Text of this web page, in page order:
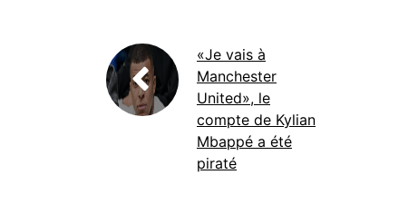
«Je vais à
Manchester
United», le
compte de Kylian
Mbappé a été
piraté